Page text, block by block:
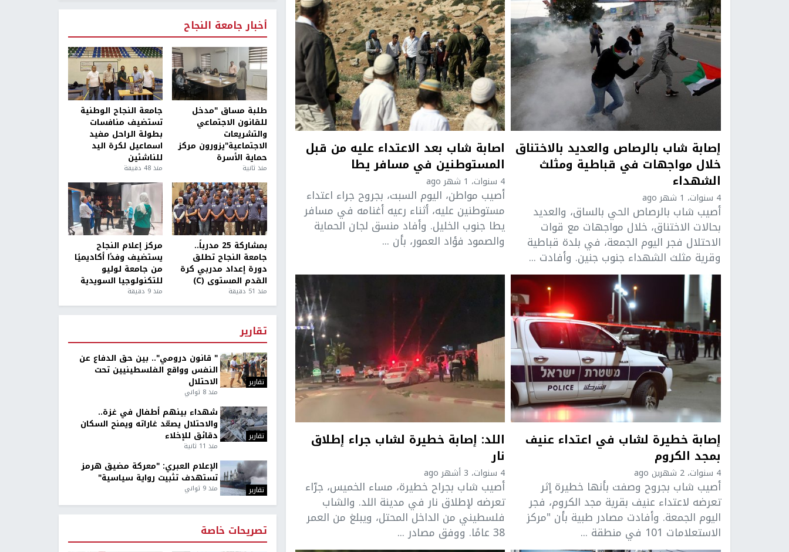
إصابة شاب بالرصاص والعديد بالاختناق
خلال مواجهات في قباطية ومثلث
الشهداء
4 سنوات، 1 شهر ago
أصيب شاب بالرصاص الحي بالساق، والعديد
بحالات الاختناق، خلال مواجهات مع قوات
الاحتلال فجر اليوم الجمعة، في بلدة قباطية
وقرية مثلث الشهداء جنوب جنين. وأفادت ...
اصابة شاب بعد الاعتداء عليه من قبل
المستوطنين في مسافر يطا
4 سنوات، 1 شهر ago
أصيب مواطن، اليوم السبت، بجروح جراء اعتداء
مستوطنين عليه، أثناء رعيه أغنامه في مسافر
يطا جنوب الخليل. وأفاد منسق لجان الحماية
والصمود فؤاد العمور، بأن ...
إصابة خطيرة لشاب في اعتداء عنيف
بمجد الكروم
4 سنوات، 2 شهرين ago
أصيب شاب بجروح وصفت بأنها خطيرة إثر
تعرضه لاعتداء عنيف بقرية مجد الكروم، فجر
اليوم الجمعة. وأفادت مصادر طبية بأن "مركز
الاستعلامات 101 في منطقة ...
اللد: إصابة خطيرة لشاب جراء إطلاق
نار
4 سنوات، 3 أشهر ago
أصيب شاب بجراح خطيرة، مساء الخميس، جرّاء
تعرضه لإطلاق نار في مدينة اللد. والشاب
فلسطيني من الداخل المحتل، ويبلغ من العمر
38 عامًا. ووفق مصادر ...
أخبار جامعة النجاح
طلبة مساق "مدخل
للقانون الاجتماعي
والتشريعات
الاجتماعية"يزورون مركز
حماية الأسرة
منذ ثانية
جامعة النجاح الوطنية
تستضيف منافسات
بطولة الراحل مفيد
اسماعيل لكرة اليد
للناشئين
منذ 48 دقيقة
بمشاركة 25 مدرباً..
جامعة النجاح تطلق
دورة إعداد مدربي كرة
القدم المستوى (C)
منذ 51 دقيقة
مركز إعلام النجاح
يستضيف وفدًا أكاديميًا
من جامعة لوليو
للتكنولوجيا السويدية
منذ 9 دقيقة
تقارير
تقارير
" قانون درومي".. بين حق الدفاع عن
النفس وواقع الفلسطينيين تحت
الاحتلال
منذ 8 ثواني
تقارير
شهداء بينهم أطفال في غزة..
والاحتلال يصعّد غاراته ويمنح السكان
دقائق للإخلاء
منذ 11 ثانية
تقارير
الإعلام العبري: "معركة مضيق هرمز
تستهدف تثبيت رواية سياسية"
منذ 9 ثواني
تصريحات خاصة